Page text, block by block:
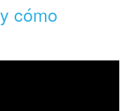
cómo